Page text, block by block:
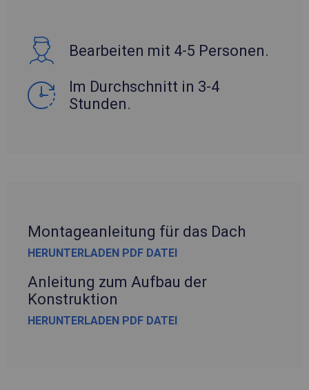
Bearbeiten mit 4-5 Personen.
Im Durchschnitt in 3-4
Stunden.
Montageanleitung für das Dach
HERUNTERLADEN PDF DATEI
Anleitung zum Aufbau der
Konstruktion
HERUNTERLADEN PDF DATEI